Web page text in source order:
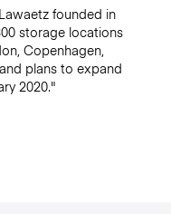
founded in
storage locations
Copenhagen,
plans to expand
2020."